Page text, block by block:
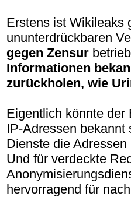
Erstens ist Wikileaks
ununterdrückbaren
gegen Zensur
Informationen
zurückholen, wie
Eigentlich könnte der
IP-Adressen bekannt
Dienste die
Und für verdeckte
hervorragend für